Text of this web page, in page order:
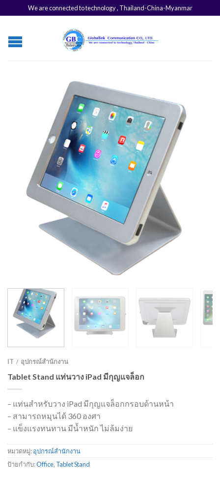
We are connected to technology , Thailand-China-Myanmar
IT / อุปกรณ์สำนักงาน
Tablet Stand แท่นวาง iPad มีกุญแจล็อก
– แท่นสำหรับวาง iPad มีกุญแจล็อกกรอบด้านหน้า
– สามารถหมุนได้ 360 องศา
– แข็งแรงทนทาน มีน้ำหนัก ไม่ล้มง่าย
หมวดหมู่:อุปกรณ์สำนักงาน
ป้ายกำกับ:Office, Tablet Stand